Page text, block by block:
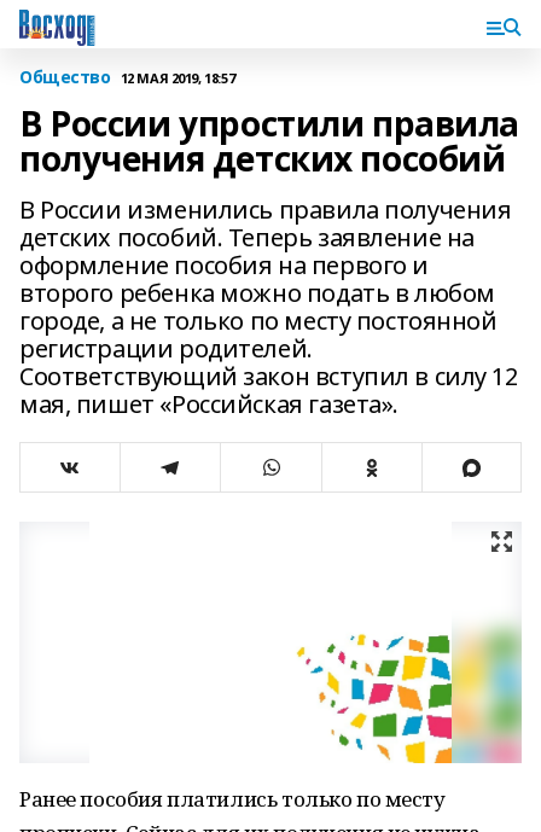
Общество 12 МАЯ 2019, 18:57
В России упростили правила
получения детских пособий
В России изменились правила получения
детских пособий. Теперь заявление на
оформление пособия на первого и
второго ребенка можно подать в любом
городе, а не только по месту постоянной
регистрации родителей.
Соответствующий закон вступил в силу 12
мая, пишет «Российская газета».
Ранее пособия платились только по месту